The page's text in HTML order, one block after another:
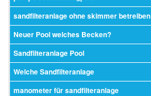
sandfilteranlage ohne skimmer betreiben
Neuer Pool welches Becken?
Sandfilteranlage Pool
Welche Sandfilteranlage
manometer für sandfilteranlage